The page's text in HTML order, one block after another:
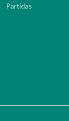
Partidas